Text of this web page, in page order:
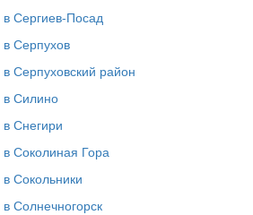
Сергиев-Посад
Серпухов
Серпуховский район
в Силино
Снегири
Соколиная Гора
Сокольники
Солнечногорск